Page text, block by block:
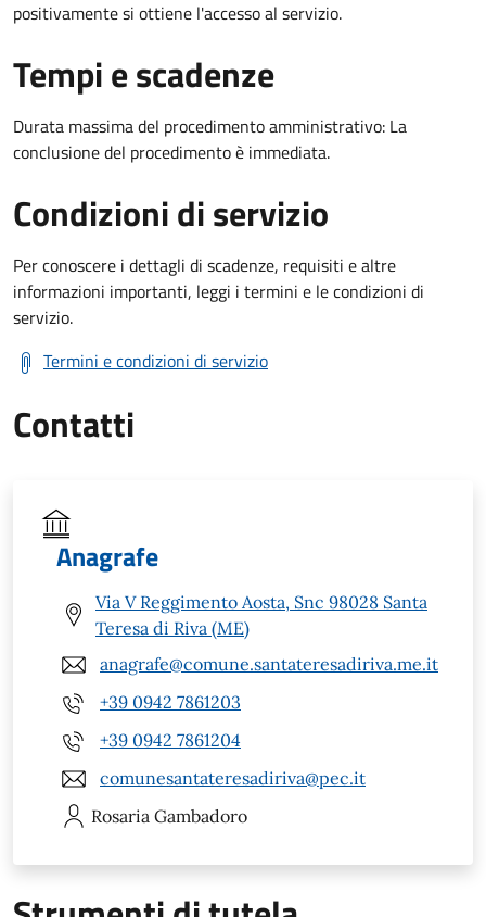
positivamente si ottiene l'accesso al servizio.
Tempi e scadenze
Durata massima del procedimento amministrativo: La
conclusione del procedimento è immediata.
Condizioni di servizio
Per conoscere i dettagli di scadenze, requisiti e altre
informazioni importanti, leggi i termini e le condizioni di
servizio.
Termini e condizioni di servizio
Contatti
Anagrafe
Via V Reggimento Aosta, Snc 98028 Santa
Teresa di Riva (ME)
anagrafe@comune.santateresadiriva.me.it
+39 0942 7861203
+39 0942 7861204
comunesantateresadiriva@pec.it
Rosaria Gambadoro